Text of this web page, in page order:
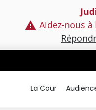
Aidez-nous
La Cour